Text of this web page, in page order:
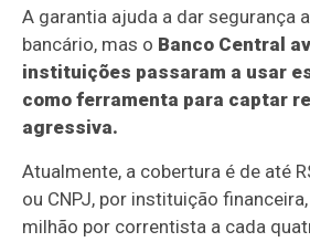
A garantia ajuda a dar segurança
bancário, mas o Banco Central
instituições passaram a usar
como ferramenta para captar
agressiva.
Atualmente, a cobertura é de até
ou CNPJ, por instituição
milhão por correntista a cada